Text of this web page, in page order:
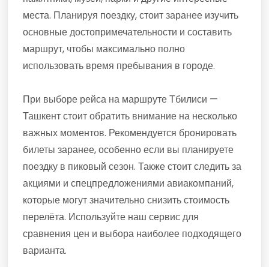
места. Планируя поездку, стоит заранее изучить
основные достопримечательности и составить
маршрут, чтобы максимально полно
использовать время пребывания в городе.
При выборе рейса на маршруте Тбилиси —
Ташкент стоит обратить внимание на несколько
важных моментов. Рекомендуется бронировать
билеты заранее, особенно если вы планируете
поездку в пиковый сезон. Также стоит следить за
акциями и спецпредложениями авиакомпаний,
которые могут значительно снизить стоимость
перелёта. Используйте наш сервис для
сравнения цен и выбора наиболее подходящего
варианта.